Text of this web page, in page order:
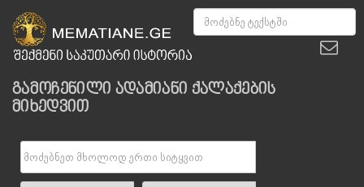
გამოჩენილი ადამიანი ქალაქების
მიხედვით